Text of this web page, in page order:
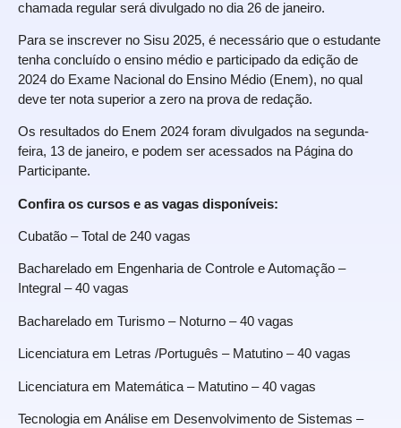
chamada regular será divulgado no dia 26 de janeiro.
Para se inscrever no Sisu 2025, é necessário que o estudante
tenha concluído o ensino médio e participado da edição de
2024 do Exame Nacional do Ensino Médio (Enem), no qual
deve ter nota superior a zero na prova de redação.
Os resultados do Enem 2024 foram divulgados na segunda-
feira, 13 de janeiro, e podem ser acessados na Página do
Participante.
Confira os cursos e as vagas disponíveis:
Cubatão – Total de 240 vagas
Bacharelado em Engenharia de Controle e Automação –
Integral – 40 vagas
Bacharelado em Turismo – Noturno – 40 vagas
Licenciatura em Letras /Português – Matutino – 40 vagas
Licenciatura em Matemática – Matutino – 40 vagas
Tecnologia em Análise em Desenvolvimento de Sistemas –